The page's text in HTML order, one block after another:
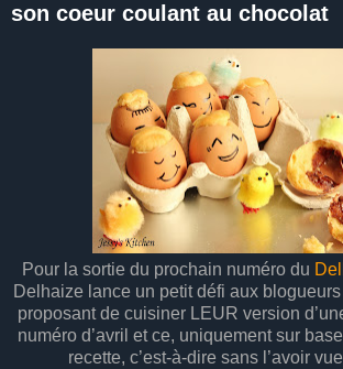
son coeur coulant au chocolat
Pour la sortie du prochain numéro du
Delhaize lance un petit défi aux
proposant de cuisiner LEUR version
numéro d’avril et ce, uniquement sur
recette, c’est-à-dire sans l’avoir